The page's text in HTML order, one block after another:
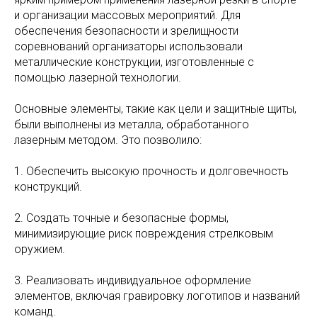
и организации массовых мероприятий. Для
обеспечения безопасности и зрелищности
соревнований организаторы использовали
металлические конструкции, изготовленные с
помощью лазерной технологии.
Основные элементы, такие как цели и защитные щиты,
были выполнены из металла, обработанного
лазерным методом. Это позволило:
1. Обеспечить высокую прочность и долговечность
конструкций.
2. Создать точные и безопасные формы,
минимизирующие риск повреждения стрелковым
оружием.
3. Реализовать индивидуальное оформление
элементов, включая гравировку логотипов и названий
команд.